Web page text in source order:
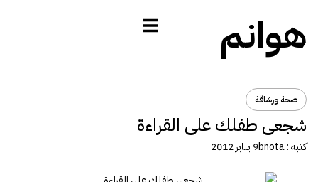
هوانم
صحة ورشاقة
شجعى طفلك على القراءة
كتبه :bnota9 يناير 2012